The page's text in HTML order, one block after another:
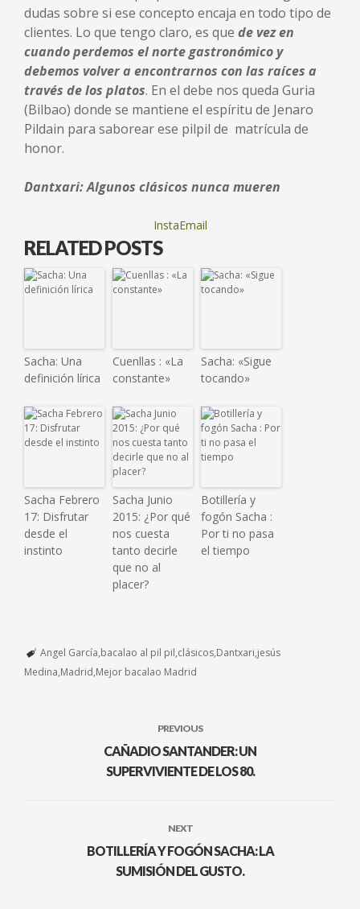
dudas sobre si ese concepto encaja en todo tipo de
clientes. Lo que tengo claro, es que de vez en
cuando perdemos el norte gastronómico y
debemos volver a encontrarnos con las raíces a
través de los platos. En el debe nos queda Guria
(Bilbao) donde se mantiene el espíritu de Jenaro
Pildain para saborear ese pilpil de matrícula de
honor.
Dantxari: Algunos clásicos nunca mueren
InstaEmail
RELATED POSTS
Sacha: Una
definición lírica
Cuenllas : «La
constante»
Sacha: «Sigue
tocando»
Sacha Febrero
17: Disfrutar
desde el
instinto
Sacha Junio
2015: ¿Por qué
nos cuesta
tanto decirle
que no al
placer?
Botillería y
fogón Sacha :
Por ti no pasa
el tiempo
Angel García bacalao al pil pil clásicos Dantxari jesús
Medina Madrid Mejor bacalao Madrid
PREVIOUS
CAÑADIO SANTANDER: UN
SUPERVIVIENTE DE LOS 80.
NEXT
BOTILLERÍA Y FOGÓN SACHA: LA
SUMISIÓN DEL GUSTO.